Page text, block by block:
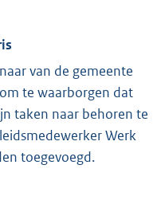
van de gemeente
te waarborgen dat
taken naar behoren te
Werk
toegevoegd.